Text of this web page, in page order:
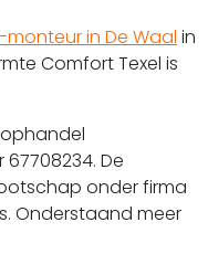
monteur in De Waal in
Comfort Texel is
De
onder firma
Onderstaand meer